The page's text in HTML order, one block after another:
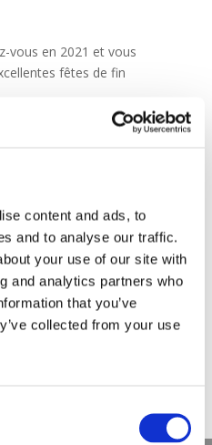
content and ads, to
and to analyse our traffic.
your use of our site with
and analytics partners who
that you’ve
collected from your use
vous en 2021 et vous
fêtes de fin